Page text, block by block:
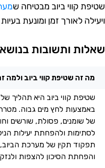
קווי ביוב מבטיחה ש
לאורך זמן ומונעת
ותשובות בנושא
מה זה שטיפת קווי ביוב ולמה
שטיפת קווי ביוב היא תהליך של
באמצעות לחץ מים גבוה.
של שומנים, פסולת, שורשים
לסתימות ולהפחתת יעילות
תפקוד תקין של מערכת הביוב,
והפחתת הסיכון להצפות